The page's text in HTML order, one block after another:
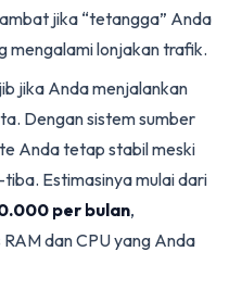
jika “tetangga” Anda
mengalami lonjakan trafik.
jika Anda menjalankan
Dengan sistem sumber
Anda tetap stabil meski
Estimasinya mulai dari
per bulan,
dan CPU yang Anda